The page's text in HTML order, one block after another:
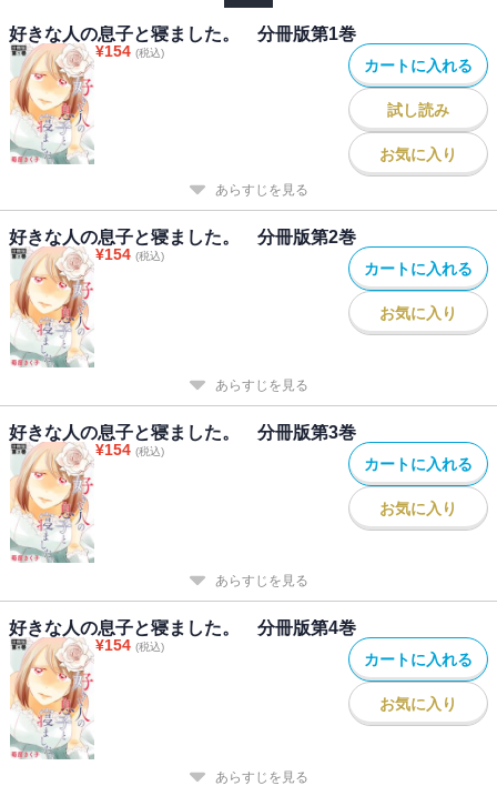
好きな人の息子と寝ました。 分冊版第1巻
¥154 (税込)
カートに入れる
試し読み
お気に入り
あらすじを見る
好きな人の息子と寝ました。 分冊版第2巻
¥154 (税込)
カートに入れる
お気に入り
あらすじを見る
好きな人の息子と寝ました。 分冊版第3巻
¥154 (税込)
カートに入れる
お気に入り
あらすじを見る
好きな人の息子と寝ました。 分冊版第4巻
¥154 (税込)
カートに入れる
お気に入り
あらすじを見る